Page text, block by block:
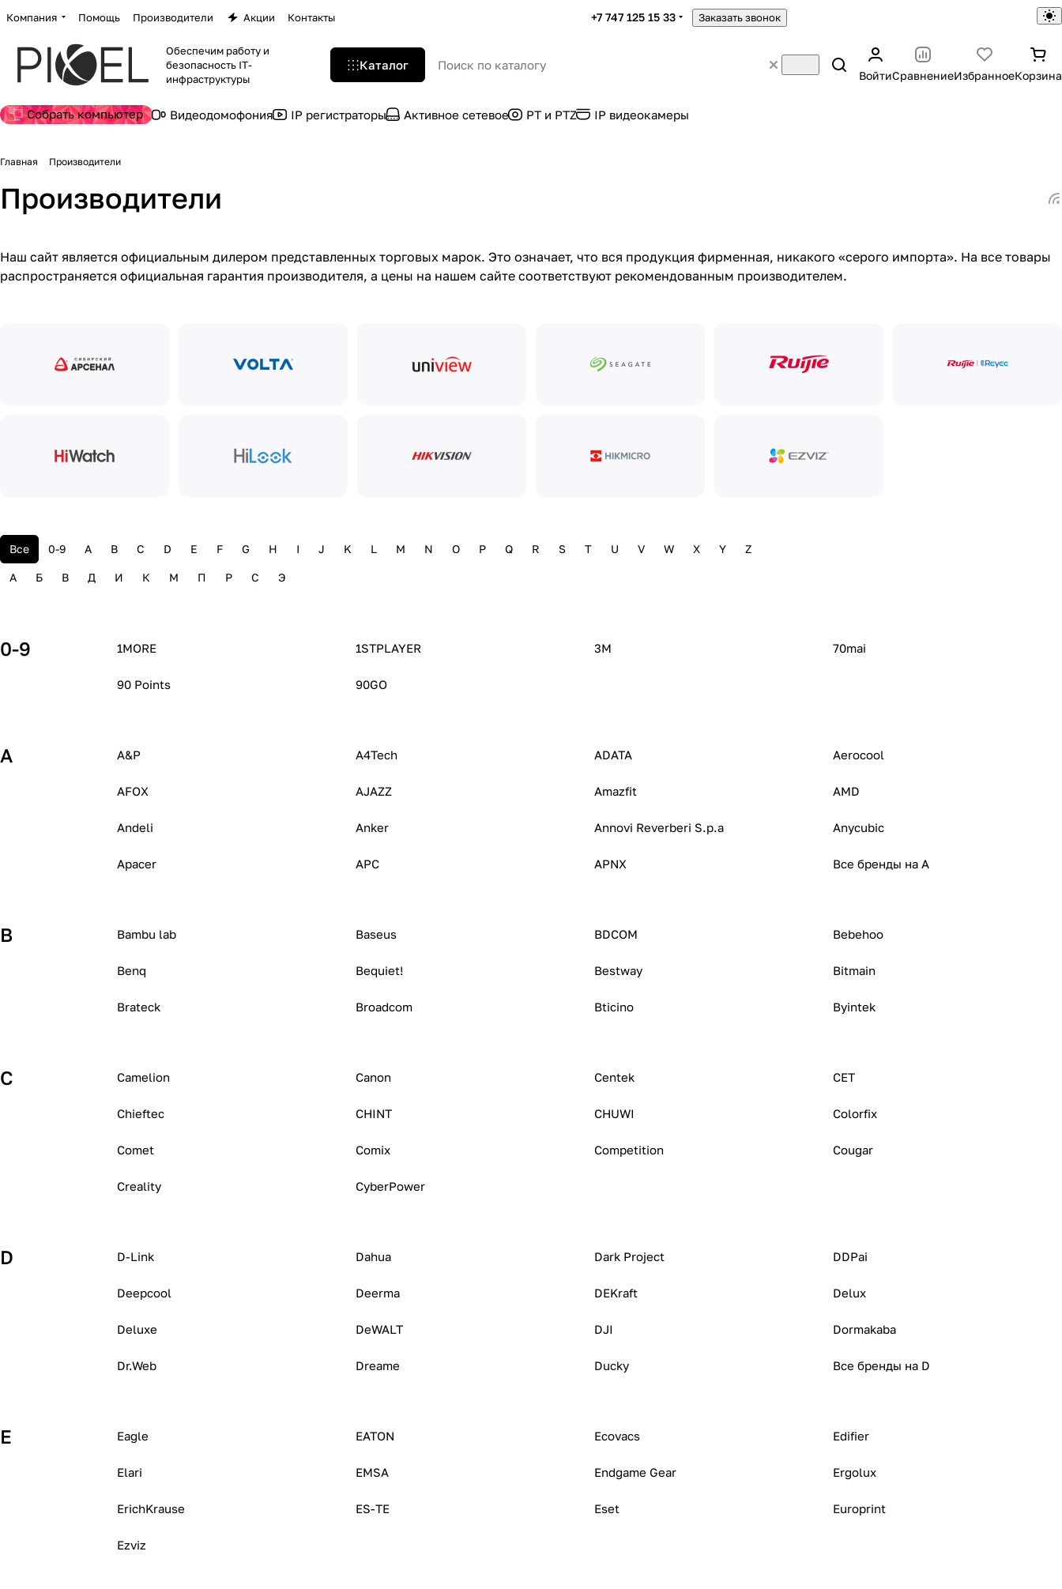
Компания Помощь Производители Акции Контакты +7 747 125 15 33 Заказать звонок
Обеспечим работу и
безопасность IT-
инфраструктуры
Каталог
ВойтиСравнениеИзбранноеКорзина
Собрать компьютер Видеодомофония IP регистраторы Активное сетевое PT и PTZ IP видеокамеры
Главная Производители
Производители
Наш сайт является официальным дилером представленных торговых марок. Это означает, что вся продукция фирменная, никакого «серого импорта». На все товары
распространяется официальная гарантия производителя, а цены на нашем сайте соответствуют рекомендованным производителем.
Все 0-9 A B C D E F G H I J K L M N O P Q R S T U V W X Y Z
А Б В Д И К М П Р С Э
0-9 1MORE 1STPLAYER 3M 70mai
90 Points 90GO
A A&P A4Tech ADATA Aerocool
AFOX AJAZZ Amazfit AMD
Andeli Anker Annovi Reverberi S.p.a Anycubic
Apacer APC APNX Все бренды на A
B Bambu lab Baseus BDCOM Bebehoo
Benq Bequiet! Bestway Bitmain
Brateck Broadcom Bticino Byintek
C Camelion Canon Centek CET
Chieftec CHINT CHUWI Colorfix
Comet Comix Competition Cougar
Creality CyberPower
D D-Link Dahua Dark Project DDPai
Deepcool Deerma DEKraft Delux
Deluxe DeWALT DJI Dormakaba
Dr.Web Dreame Ducky Все бренды на D
E Eagle EATON Ecovacs Edifier
Elari EMSA Endgame Gear Ergolux
ErichKrause ES-TE Eset Europrint
Ezviz